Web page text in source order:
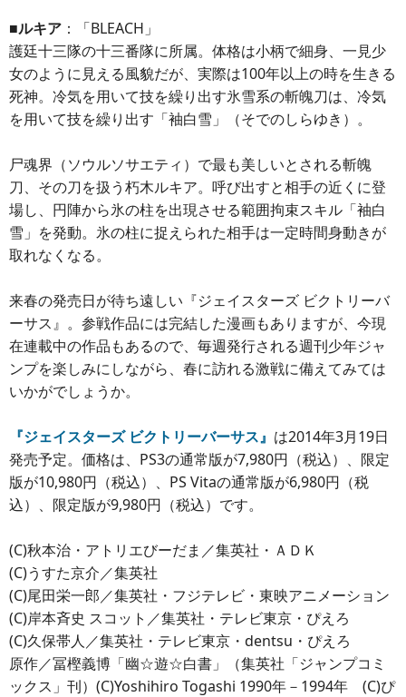
■ルキア ：「BLEACH」
護廷十三隊の十三番隊に所属。体格は小柄で細身、一見少
女のように見える風貌だが、実際は100年以上の時を生きる
死神。冷気を用いて技を繰り出す氷雪系の斬魄刀は、冷気
を用いて技を繰り出す「袖白雪」（そでのしらゆき）。
尸魂界（ソウルソサエティ）で最も美しいとされる斬魄
刀、その刀を扱う朽木ルキア。呼び出すと相手の近くに登
場し、円陣から氷の柱を出現させる範囲拘束スキル「袖白
雪」を発動。氷の柱に捉えられた相手は一定時間身動きが
取れなくなる。
来春の発売日が待ち遠しい『ジェイスターズ ビクトリーバ
ーサス』。参戦作品には完結した漫画もありますが、今現
在連載中の作品もあるので、毎週発行される週刊少年ジャ
ンプを楽しみにしながら、春に訪れる激戦に備えてみては
いかがでしょうか。
『ジェイスターズ ビクトリーバーサス』 は2014年3月19日
発売予定。価格は、PS3の通常版が7,980円（税込）、限定
版が10,980円（税込）、PS Vitaの通常版が6,980円（税
込）、限定版が9,980円（税込）です。
(C)秋本治・アトリエびーだま／集英社・ＡＤＫ
(C)うすた京介／集英社
(C)尾田栄一郎／集英社・フジテレビ・東映アニメーション
(C)岸本斉史 スコット／集英社・テレビ東京・ぴえろ
(C)久保帯人／集英社・テレビ東京・dentsu・ぴえろ
原作／冨樫義博「幽☆遊☆白書」（集英社「ジャンプコミ
ックス」刊）(C)Yoshihiro Togashi 1990年－1994年 (C)ぴ